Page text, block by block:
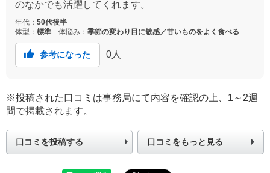
のなかでも活躍してくれます。
年代： 50代後半
体型： 標準 体悩み： 季節の変わり目に敏感／甘いものをよく食べる
参考になった 0 人
※投稿された口コミは事務局にて内容を確認の上、1～2週
間で掲載されます。
口コミを投稿する 口コミをもっと見る